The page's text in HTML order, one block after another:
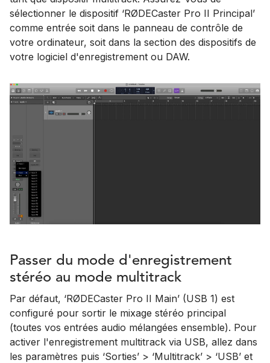
sélectionner le dispositif ‘RØDECaster Pro II Principal’
comme entrée soit dans le panneau de contrôle de
votre ordinateur, soit dans la section des dispositifs de
votre logiciel d'enregistrement ou DAW.
Passer du mode d'enregistrement
stéréo au mode multitrack
Par défaut, ‘RØDECaster Pro II Main’ (USB 1) est
configuré pour sortir le mixage stéréo principal
(toutes vos entrées audio mélangées ensemble). Pour
activer l'enregistrement multitrack via USB, allez dans
les paramètres puis ‘Sorties’ > ‘Multitrack’ > ‘USB’ et